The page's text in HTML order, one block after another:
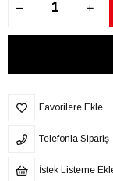
Favorilere Ekle
Telefonla Sipariş
İstek Listeme